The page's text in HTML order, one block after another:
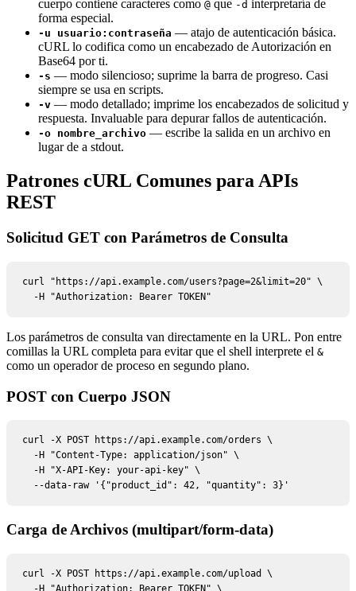
cuerpo contiene caracteres como @ que -d interpretaría de
forma especial.
-u usuario:contraseña — atajo de autenticación básica.
cURL lo codifica como un encabezado de Autorización en
Base64 por ti.
-s — modo silencioso; suprime la barra de progreso. Casi
siempre se usa en scripts.
-v — modo detallado; imprime los encabezados de solicitud y
respuesta. Invaluable para depurar fallos de autenticación.
-o nombre_archivo — escribe la salida en un archivo en
lugar de a stdout.
Patrones cURL Comunes para APIs
REST
Solicitud GET con Parámetros de Consulta
curl "https://api.example.com/users?page=2&limit=20" \
  -H "Authorization: Bearer TOKEN"
Los parámetros de consulta van directamente en la URL. Pon entre
comillas la URL completa para evitar que el shell interprete el &
como un operador de proceso en segundo plano.
POST con Cuerpo JSON
curl -X POST https://api.example.com/orders \
  -H "Content-Type: application/json" \
  -H "X-API-Key: your-api-key" \
  --data-raw '{"product_id": 42, "quantity": 3}'
Carga de Archivos (multipart/form-data)
curl -X POST https://api.example.com/upload \
  -H "Authorization: Bearer TOKEN" \